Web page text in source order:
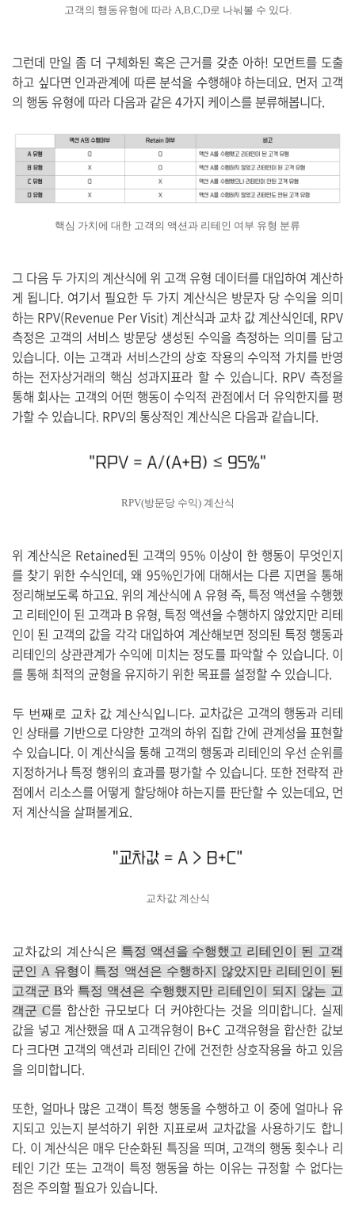
고객의 행동유형에 따라 A,B,C,D로 나눠볼 수 있다.
그런데 만일 좀 더 구체화된 혹은 근거를 갖춘 아하! 모먼트를 도출
하고 싶다면 인과관계에 따른 분석을 수행해야 하는데요. 먼저 고객
의 행동 유형에 따라 다음과 같은 4가지 케이스를 분류해봅니다.
핵심 가치에 대한 고객의 액션과 리테인 여부 유형 분류
그 다음 두 가지의 계산식에 위 고객 유형 데이터를 대입하여 계산하
게 됩니다. 여기서 필요한 두 가지 계산식은 방문자 당 수익을 의미
하는 RPV(Revenue Per Visit) 계산식과 교차 값 계산식인데, RPV
측정은 고객의 서비스 방문당 생성된 수익을 측정하는 의미를 담고
있습니다. 이는 고객과 서비스간의 상호 작용의 수익적 가치를 반영
하는 전자상거래의 핵심 성과지표라 할 수 있습니다. RPV 측정을
통해 회사는 고객의 어떤 행동이 수익적 관점에서 더 유익한지를 평
가할 수 있습니다. RPV의 통상적인 계산식은 다음과 같습니다.
RPV(방문당 수익) 계산식
위 계산식은 Retained된 고객의 95% 이상이 한 행동이 무엇인지
를 찾기 위한 수식인데, 왜 95%인가에 대해서는 다른 지면을 통해
정리해보도록 하고요. 위의 계산식에 A 유형 즉, 특정 액션을 수행했
고 리테인이 된 고객과 B 유형, 특정 액션을 수행하지 않았지만 리테
인이 된 고객의 값을 각각 대입하여 계산해보면 정의된 특정 행동과
리테인의 상관관계가 수익에 미치는 정도를 파악할 수 있습니다. 이
를 통해 최적의 균형을 유지하기 위한 목표를 설정할 수 있습니다.
두 번째로 교차 값 계산식입니다. 교차값은 고객의 행동과 리테
인 상태를 기반으로 다양한 고객의 하위 집합 간에 관계성을 표현할
수 있습니다. 이 계산식을 통해 고객의 행동과 리테인의 우선 순위를
지정하거나 특정 행위의 효과를 평가할 수 있습니다. 또한 전략적 관
점에서 리소스를 어떻게 할당해야 하는지를 판단할 수 있는데요, 먼
저 계산식을 살펴볼게요.
교차값 계산식
교차값의 계산식은 특정 액션을 수행했고 리테인이 된 고객
군인 A 유형이특정 액션은 수행하지 않았지만 리테인이 된
고객군 B와특정 액션은 수행했지만 리테인이 되지 않는 고
객군 C를 합산한 규모보다 더 커야한다는 것을 의미합니다. 실제
값을 넣고 계산했을 때 A 고객유형이 B+C 고객유형을 합산한 값보
다 크다면 고객의 액션과 리테인 간에 건전한 상호작용을 하고 있음
을 의미합니다.
또한, 얼마나 많은 고객이 특정 행동을 수행하고 이 중에 얼마나 유
지되고 있는지 분석하기 위한 지표로써 교차값을 사용하기도 합니
다. 이 계산식은 매우 단순화된 특징을 띄며, 고객의 행동 횟수나 리
테인 기간 또는 고객이 특정 행동을 하는 이유는 규정할 수 없다는
점은 주의할 필요가 있습니다.